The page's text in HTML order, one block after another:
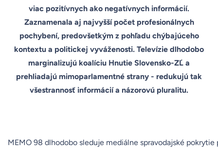
viac pozitívnych ako negatívnych informácií.
Zaznamenala aj najvyšší počet profesionálnych
pochybení, predovšetkým z pohľadu chýbajúceho
kontextu a politickej vyváženosti. Televízie dlhodobo
marginalizujú koalíciu Hnutie Slovensko-ZĽ a
prehliadajú mimoparlamentné strany - redukujú tak
všestrannosť informácií a názorovú pluralitu.
MEMO 98 dlhodobo sleduje mediálne spravodajské